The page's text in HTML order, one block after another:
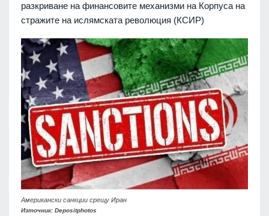
разкриване на финансовите механизми на Корпуса на
стражите на ислямската революция (КСИР)
Американски санкции срещу Иран
Източник: Depositphotos